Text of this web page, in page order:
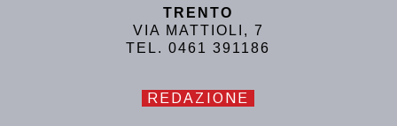
TRENTO
VIA MATTIOLI, 7
TEL. 0461 391186
REDAZIONE